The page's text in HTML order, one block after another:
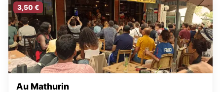
3,50 €
Au Mathurin